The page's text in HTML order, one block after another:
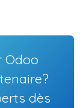
Odoo
dès